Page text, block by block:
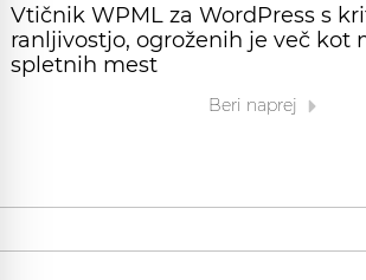
Vtičnik WPML za WordPress s
ranljivostjo, ogroženih je več kot
spletnih mest
Beri naprej